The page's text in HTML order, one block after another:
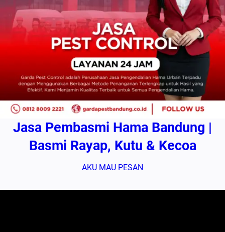
Jasa Pembasmi Hama Bandung |
Basmi Rayap, Kutu & Kecoa
AKU MAU PESAN